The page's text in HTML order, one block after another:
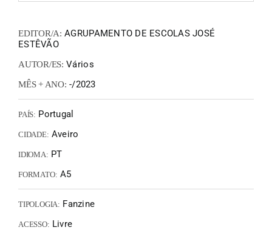
EDITOR/A: AGRUPAMENTO DE ESCOLAS JOSÉ
ESTÊVÃO
AUTOR/ES: Vários
MÊS + ANO: -/2023
PAÍS: Portugal
CIDADE: Aveiro
IDIOMA: PT
FORMATO: A5
TIPOLOGIA: Fanzine
ACESSO: Livre